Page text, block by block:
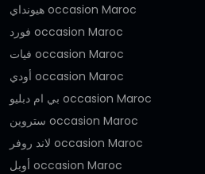
هيونداي occasion Maroc
فورد occasion Maroc
فيات occasion Maroc
أودي occasion Maroc
بي ام دبليو occasion Maroc
ستروين occasion Maroc
لاند روفر occasion Maroc
أوبل occasion Maroc